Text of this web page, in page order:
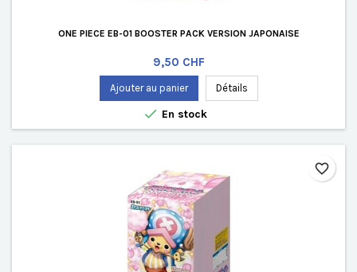
ONE PIECE EB-01 BOOSTER PACK VERSION JAPONAISE
Prix
9,50 CHF
Ajouter au panier Détails
 En stock
favorite_border